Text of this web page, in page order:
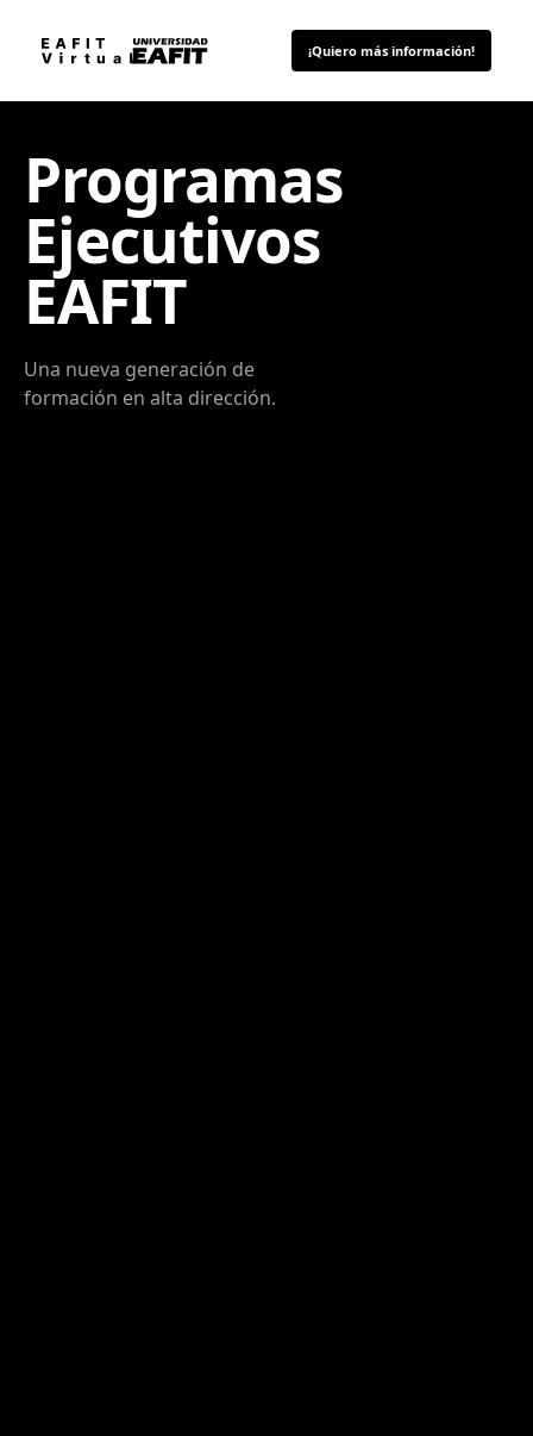
¡Quiero más información!
Programas
Ejecutivos
EAFIT
Una nueva generación de
formación en alta dirección.